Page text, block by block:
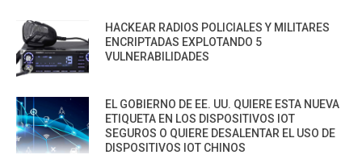
HACKEAR RADIOS POLICIALES Y MILITARES
ENCRIPTADAS EXPLOTANDO 5
VULNERABILIDADES
EL GOBIERNO DE EE. UU. QUIERE ESTA NUEVA
ETIQUETA EN LOS DISPOSITIVOS IOT
SEGUROS O QUIERE DESALENTAR EL USO DE
DISPOSITIVOS IOT CHINOS